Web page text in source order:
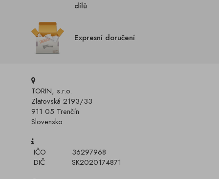
dílů
Expresní doručení
TORIN, s.r.o.
Zlatovská 2193/33
911 05 Trenčín
Slovensko
IČO
36297968
DIČ
SK2020174871